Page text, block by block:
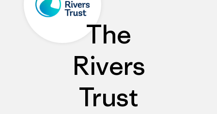
The
Rivers
Trust